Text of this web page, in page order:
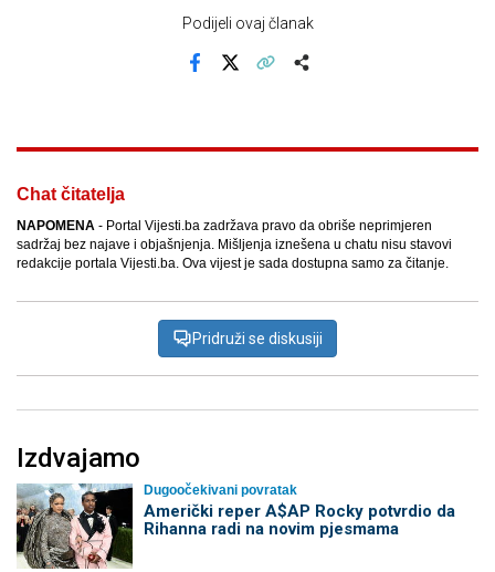
Podijeli ovaj članak
Chat čitatelja
NAPOMENA - Portal Vijesti.ba zadržava pravo da obriše neprimjeren
sadržaj bez najave i objašnjenja. Mišljenja iznešena u chatu nisu stavovi
redakcije portala Vijesti.ba. Ova vijest je sada dostupna samo za čitanje.
Pridruži se diskusiji
Izdvajamo
Dugoočekivani povratak
Američki reper A$AP Rocky potvrdio da
Rihanna radi na novim pjesmama